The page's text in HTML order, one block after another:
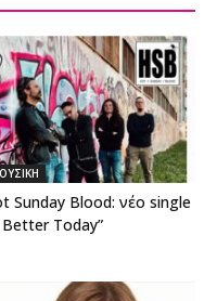
Sunday Blood: νέο single
Better Today”